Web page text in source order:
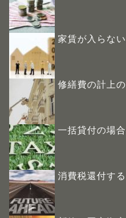
家賃が入らな
修繕費の計上
一括貸付の場
消費税還付す